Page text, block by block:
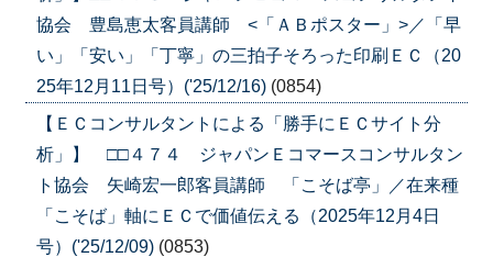
協会 豊島恵太客員講師 <「ＡＢポスター」>／「早
い」「安い」「丁寧」の三拍子そろった印刷ＥＣ（20
25年12月11日号）('25/12/16) (0854)
【ＥＣコンサルタントによる「勝手にＥＣサイト分
析」】 □□４７４ ジャパンＥコマースコンサルタン
ト協会 矢崎宏一郎客員講師 「こそば亭」／在来種
「こそば」軸にＥＣで価値伝える（2025年12月4日
号）('25/12/09) (0853)